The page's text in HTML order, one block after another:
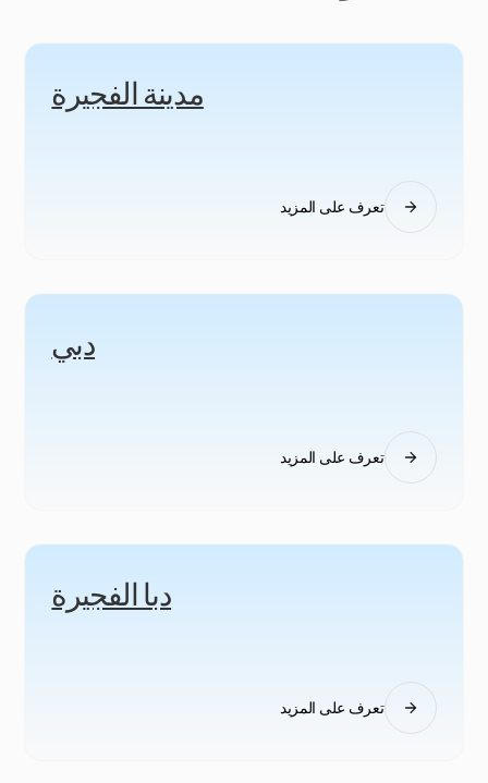
مدينة الفجيرة
تعرف على المزيد
دبي
تعرف على المزيد
دبا الفجيرة
تعرف على المزيد